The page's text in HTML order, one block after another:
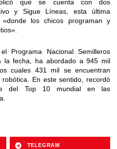
que se cuenta con dos
y Sigue Líneas, esta última
los chicos programan y
Programa Nacional Semilleros
la fecha, ha abordado a 945 mil
cuales 431 mil se encuentran
En este sentido, recordó
del Top 10 mundial en las
TELEGRAM